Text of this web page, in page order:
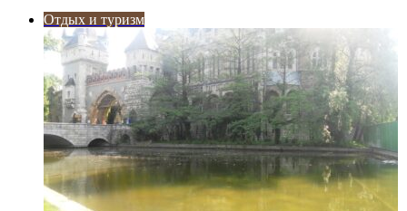
Отдых и туризм